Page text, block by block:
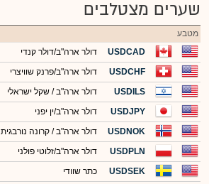
שערים מצטלבים
מטבע
USDCAD
דולר ארה"ב/דולר קנדי
USDCHF
דולר ארה"ב/פרנק שוויצרי
USDILS
דולר ארה"ב / שקל ישראלי
USDJPY
דולר ארה"ב/ין יפני
USDNOK
דולר ארה"ב / קרונה נורבגית
USDPLN
דולר ארה"ב/זלוטי פולני
USDSEK
כתר שוודי